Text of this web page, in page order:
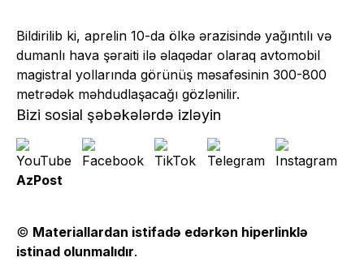
Bildirilib ki, aprelin 10-da ölkə ərazisində yağıntılı və
dumanlı hava şəraiti ilə əlaqədar olaraq avtomobil
magistral yollarında görünüş məsafəsinin 300-800
metrədək məhdudlaşacağı gözlənilir.
Bizi sosial şəbəkələrdə izləyin
AzPost
© Materiallardan istifadə edərkən hiperlinklə
istinad olunmalıdır.